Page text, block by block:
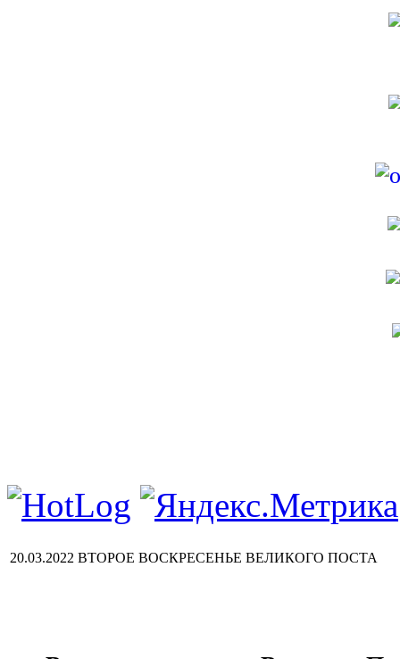
20.03.2022 ВТОРОЕ ВОСКРЕСЕНЬЕ ВЕЛИКОГО ПОСТА